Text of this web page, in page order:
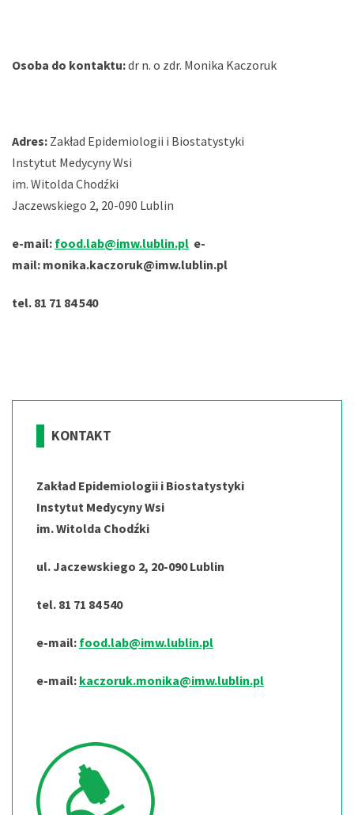
Osoba do kontaktu:dr n. o zdr. Monika Kaczoruk
Adres: Zakład Epidemiologii i Biostatystyki
Instytut Medycyny Wsi
im. Witolda Chodźki
Jaczewskiego 2, 20-090 Lublin
e-mail: food.lab@imw.lublin.pl e-
mail: monika.kaczoruk@imw.lublin.pl
tel. 81 71 84 540
KONTAKT
Zakład Epidemiologii i Biostatystyki
Instytut Medycyny Wsi
im. Witolda Chodźki
ul. Jaczewskiego 2, 20-090 Lublin
tel. 81 71 84 540
e-mail: food.lab@imw.lublin.pl
e-mail: kaczoruk.monika@imw.lublin.pl